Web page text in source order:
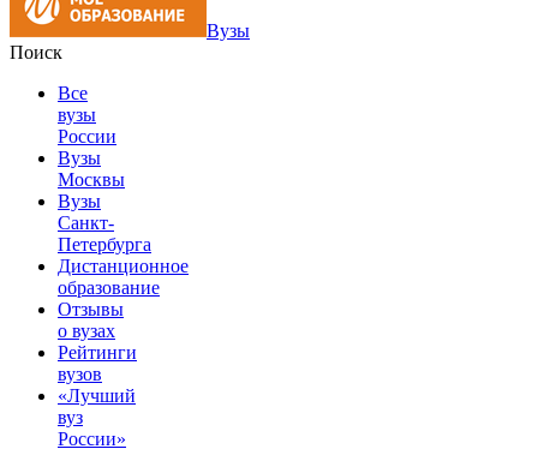
Вузы
Поиск
Все
вузы
России
Вузы
Москвы
Вузы
Санкт-
Петербурга
Дистанционное
образование
Отзывы
о вузах
Рейтинги
вузов
«Лучший
вуз
России»